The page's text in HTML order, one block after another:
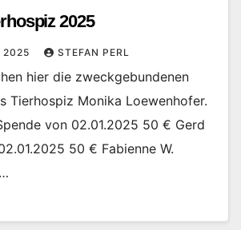
2025
2025 STEFAN PERL
hier die zweckgebundenen
Tierhospiz Monika Loewenhofer.
von 02.01.2025 50 € Gerd
50 € Fabienne W.